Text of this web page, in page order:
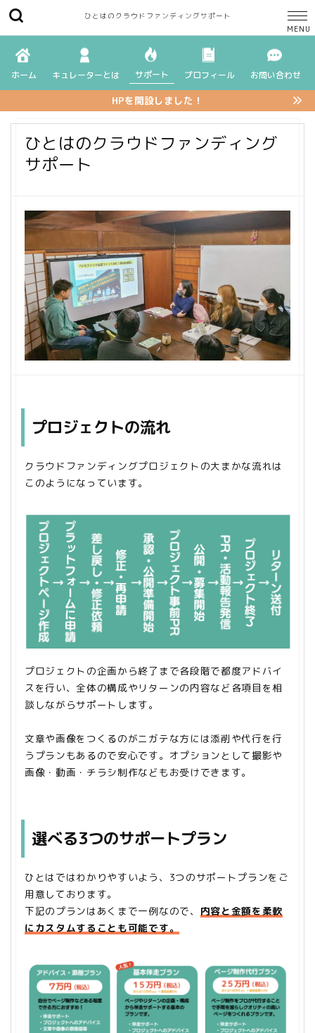
ひとはのクラウドファンディングサポート
ホーム キュレーターとは サポート プロフィール お問い合わせ
HPを開設しました！
ひとはのクラウドファンディング
サポート
プロジェクトの流れ
クラウドファンディングプロジェクトの大まかな流れは
このようになっています。
プロジェクトの企画から終了まで各段階で都度アドバイ
スを行い、全体の構成やリターンの内容など各項目を相
談しながらサポートします。
文章や画像をつくるのがニガテな方には添削や代行を行
うプランもあるので安心です。オプションとして撮影や
画像・動画・チラシ制作などもお受けできます。
選べる3つのサポートプラン
ひとはではわかりやすいよう、3つのサポートプランをご
用意しております。
下記のプランはあくまで一例なので、 内容と金額を柔軟
にカスタムすることも可能です。